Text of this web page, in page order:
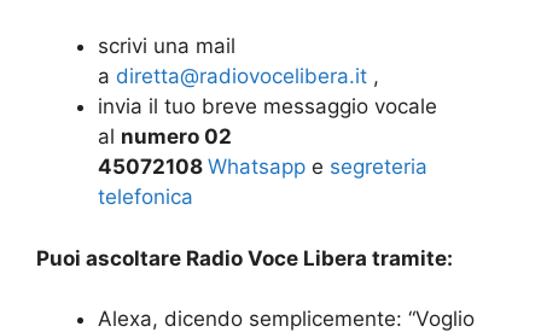
scrivi una mail
a diretta@radiovocelibera.it ,
invia il tuo breve messaggio vocale
al numero 02
45072108 Whatsapp e segreteria
telefonica
Puoi ascoltare Radio Voce Libera tramite:
Alexa, dicendo semplicemente: “Voglio